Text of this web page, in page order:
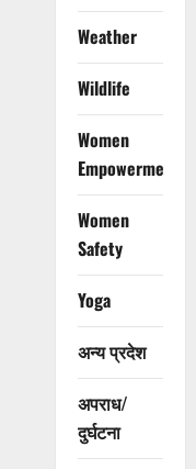
Weather
Wildlife
Women
Empowerment
Women
Safety
Yoga
अन्य प्रदेश
अपराध/
दुर्घटना